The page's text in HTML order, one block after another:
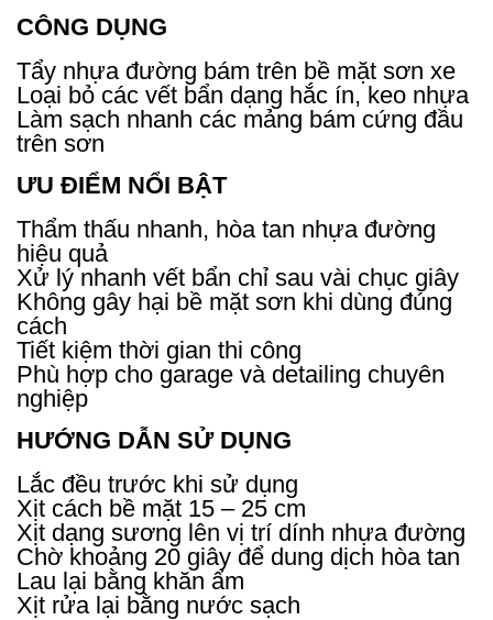
CÔNG DỤNG
Tẩy nhựa đường bám trên bề mặt sơn xe
Loại bỏ các vết bẩn dạng hắc ín, keo nhựa
Làm sạch nhanh các mảng bám cứng đầu
trên sơn
ƯU ĐIỂM NỔI BẬT
Thẩm thấu nhanh, hòa tan nhựa đường
hiệu quả
Xử lý nhanh vết bẩn chỉ sau vài chục giây
Không gây hại bề mặt sơn khi dùng đúng
cách
Tiết kiệm thời gian thi công
Phù hợp cho garage và detailing chuyên
nghiệp
HƯỚNG DẪN SỬ DỤNG
Lắc đều trước khi sử dụng
Xịt cách bề mặt 15 – 25 cm
Xịt dạng sương lên vị trí dính nhựa đường
Chờ khoảng 20 giây để dung dịch hòa tan
Lau lại bằng khăn ẩm
Xịt rửa lại bằng nước sạch